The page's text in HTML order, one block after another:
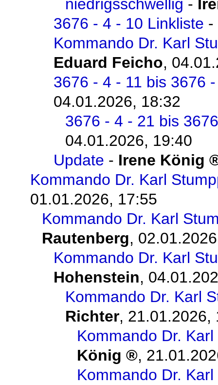
niedrigsschwellig -
3676 - 4 - 10 Linkliste -
Kommando Dr. Karl
Eduard Feicho,
3676 - 4 - 11 bis 3676
04.01.2026, 18:32
3676 - 4 - 21 bis
04.01.2026, 19:40
Update - Irene König
Kommando Dr. Karl
01.01.2026, 17:55
Kommando Dr. Karl
Rautenberg,
Kommando Dr. Karl
Hohenstein,
Kommando Dr. Karl
Richter, 21.01.2026,
Kommando Dr.
König
,
Kommando Dr.